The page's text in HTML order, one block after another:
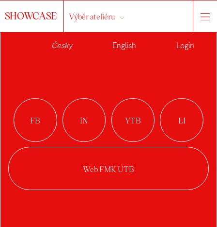
Česky English Login
SHOWCASE Výběr ateliéru
KAROLÍNA
KOSTKOVÁ